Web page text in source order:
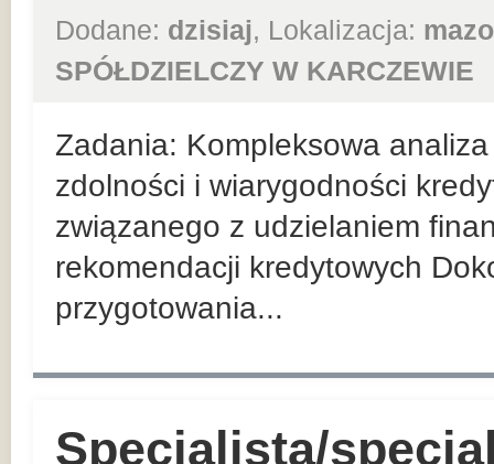
Dodane: dzisiaj, Lokalizacja:
SPÓŁDZIELCZY W KARCZEWIE
Zadania: Kompleksowa
zdolności i wiarygodności
związanego z udzielaniem
rekomendacji kredytowych
przygotowania...
Specjalista/